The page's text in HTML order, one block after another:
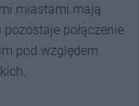
miastami mają
połączenie
pod względem